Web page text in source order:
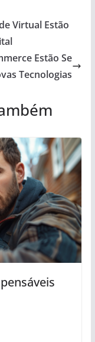
Virtual Estão
Estão Se
Tecnologias